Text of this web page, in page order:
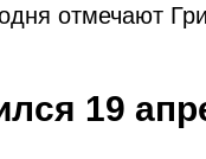
отмечают
19